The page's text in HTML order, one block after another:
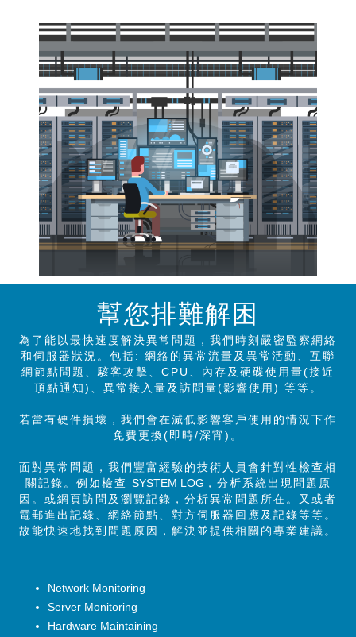
幫您排難解困
為了能以最快速度解決異常問題，我們時刻嚴密監察網絡
和伺服器狀況。包括: 網絡的異常流量及異常活動、互聯
網節點問題、駭客攻擊、CPU、內存及硬碟使用量(接近
頂點通知)、異常接入量及訪問量(影響使用) 等等。
若當有硬件損壞，我們會在減低影響客戶使用的情況下作
免費更換(即時/深宵)。
面對異常問題，我們豐富經驗的技術人員會針對性檢查相
關記錄。例如檢查 SYSTEM LOG ，分析系統出現問題原
因。或網頁訪問及瀏覽記錄，分析異常問題所在。又或者
電郵進出記錄、網絡節點、對方伺服器回應及記錄等等。
故能快速地找到問題原因，解決並提供相關的專業建議。
Network Monitoring
Server Monitoring
Hardware Maintaining